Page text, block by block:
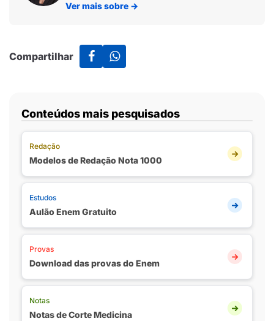
Ver mais sobre →
Compartilhar
Conteúdos mais pesquisados
Redação
Modelos de Redação Nota 1000
Estudos
Aulão Enem Gratuito
Provas
Download das provas do Enem
Notas
Notas de Corte Medicina